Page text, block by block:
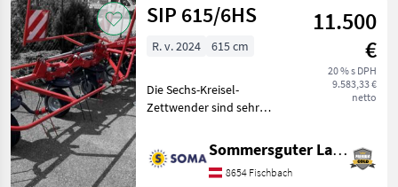
SIP 615/6HS
11.500
€
20 % s DPH
9.583,33 €
netto
R. v. 2024 615 cm
Die Sechs-Kreisel-
Zettwender sind sehr
Wenden von Futter auf
größeren Flächen, durch
die Verstellung der
Sommersguter Landmaschinen GmbH
8654 Fischbach